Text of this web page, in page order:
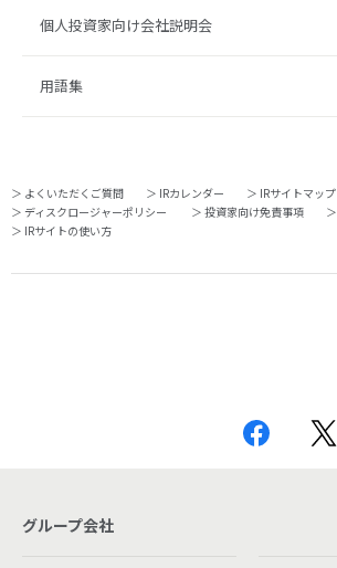
個人投資家向け会社説明会
用語集
よくいただくご質問 IRカレンダー IRサイトマップ
ディスクロージャーポリシー
投資家向け免責事項
IRサイトの使い方
グループ会社